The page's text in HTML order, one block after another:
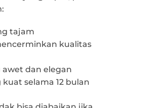
tajam
kualitas
dan elegan
selama 12 bulan